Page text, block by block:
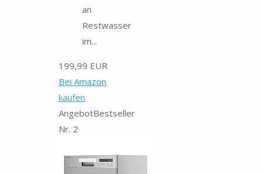
an
Restwasser
im...
199,99 EUR
Bei Amazon
kaufen
AngebotBestseller
Nr. 2